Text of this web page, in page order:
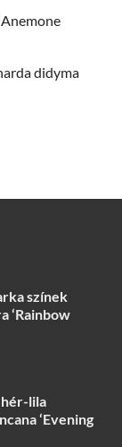
didyma
színek
‘Rainbow
lila
‘Evening